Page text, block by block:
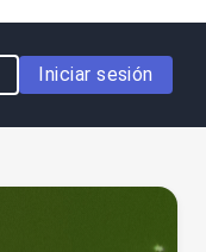
Iniciar sesión